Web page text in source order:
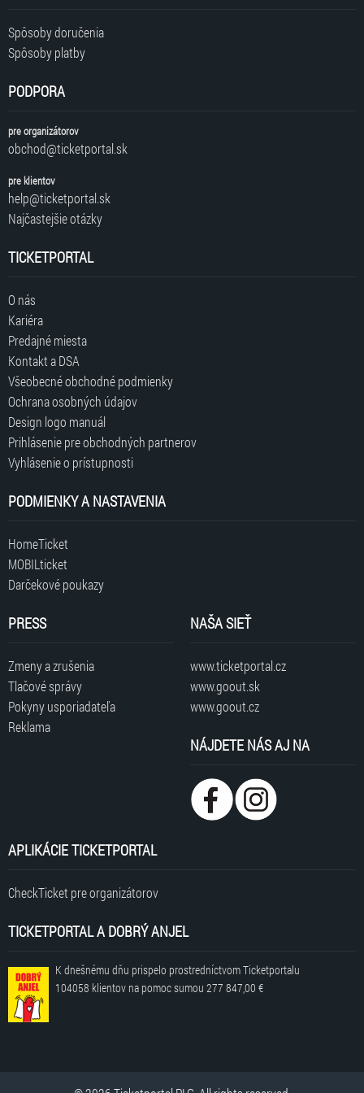
Spôsoby doručenia
Spôsoby platby
PODPORA
pre organizátorov
obchod@ticketportal.sk
pre klientov
help@ticketportal.sk
Najčastejšie otázky
TICKETPORTAL
O nás
Kariéra
Predajné miesta
Kontakt a DSA
Všeobecné obchodné podmienky
Ochrana osobných údajov
Design logo manuál
Prihlásenie pre obchodných partnerov
Vyhlásenie o prístupnosti
PODMIENKY A NASTAVENIA
HomeTicket
MOBILticket
Darčekové poukazy
PRESS
Zmeny a zrušenia
Tlačové správy
Pokyny usporiadateľa
Reklama
NAŠA SIEŤ
www.ticketportal.cz
www.goout.sk
www.goout.cz
NÁJDETE NÁS AJ NA
APLIKÁCIE TICKETPORTAL
CheckTicket pre organizátorov
TICKETPORTAL A DOBRÝ ANJEL
K dnešnému dňu prispelo prostredníctvom Ticketportalu
104058 klientov na pomoc sumou 277 847,00 €